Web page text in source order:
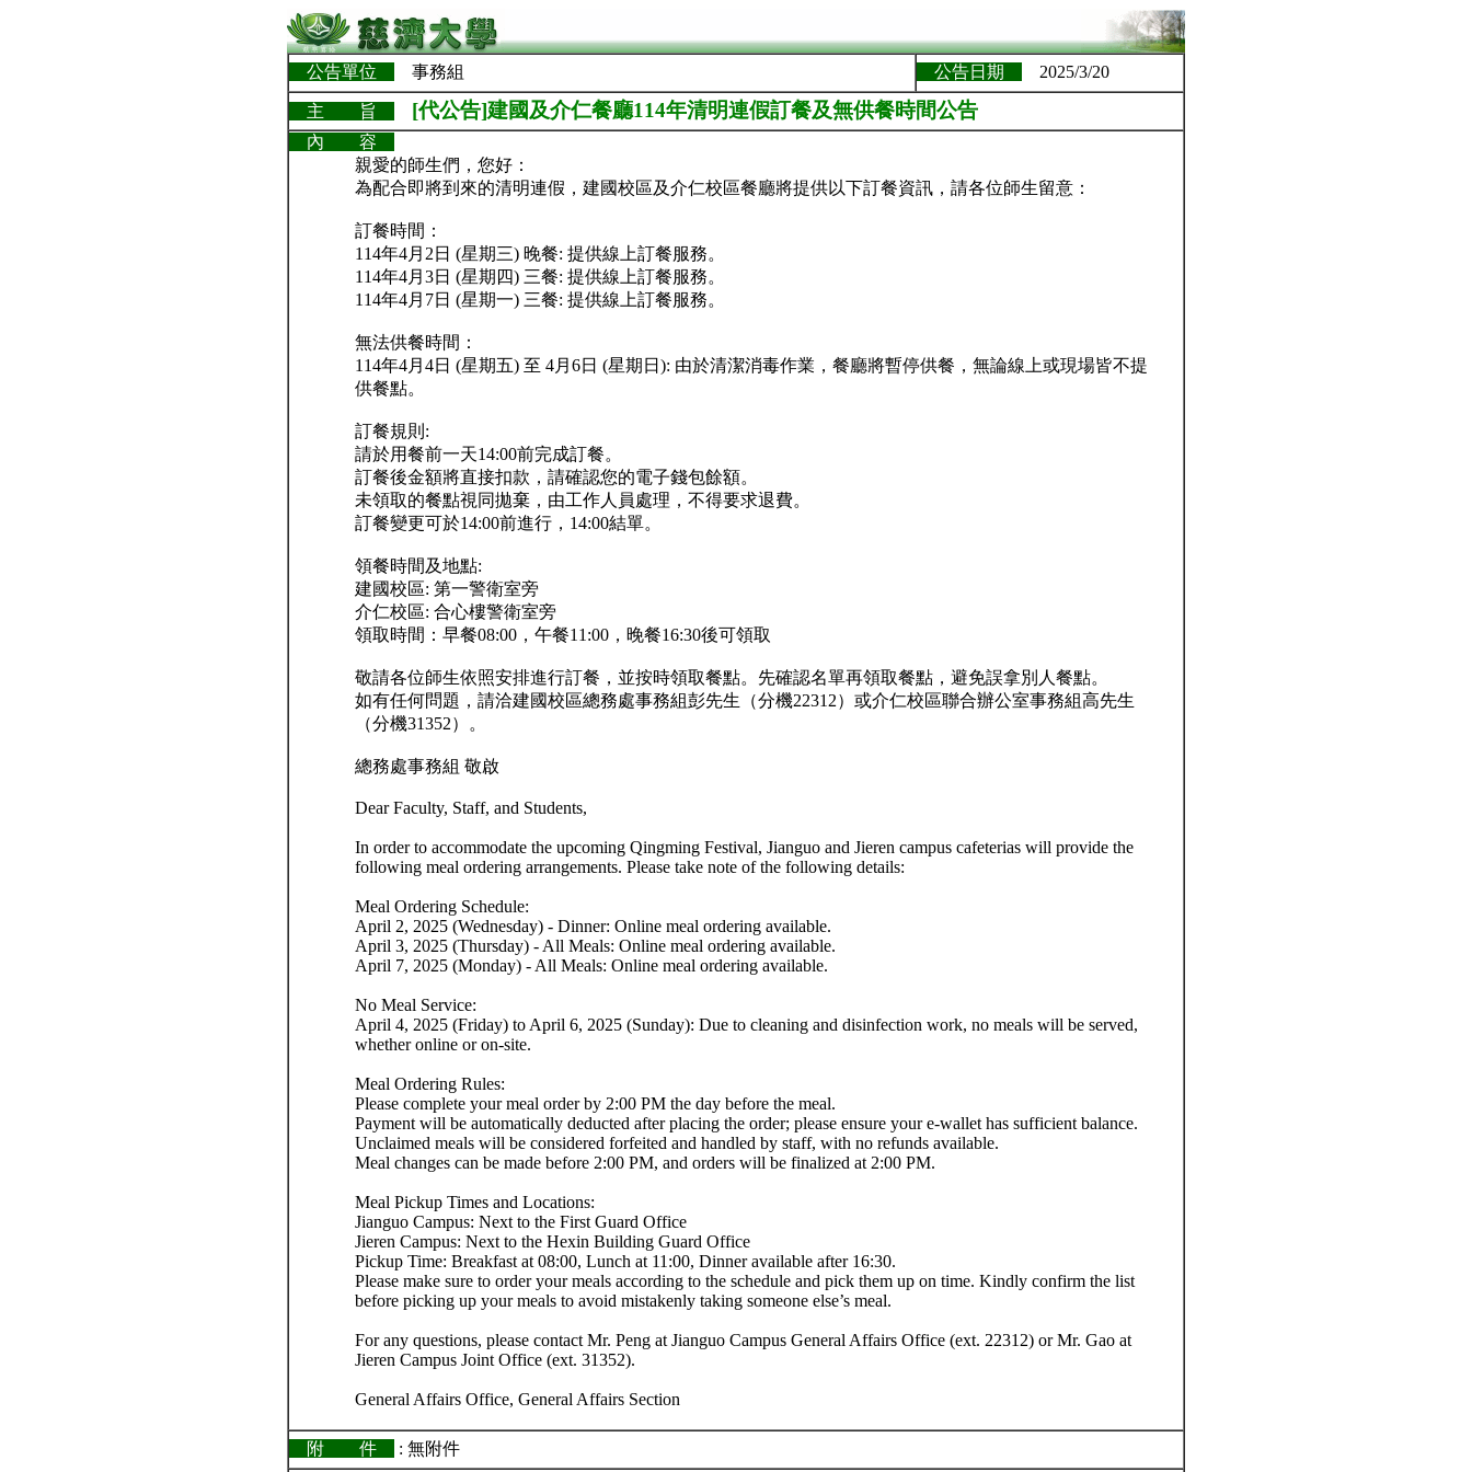
公告單位 事務組 公告日期 2025/3/20
主 旨 [代公告]建國及介仁餐廳114年清明連假訂餐及無供餐時間公告
內 容
親愛的師生們，您好：
為配合即將到來的清明連假，建國校區及介仁校區餐廳將提供以下訂餐資訊，請各位師生留意：
訂餐時間：
114年4月2日 (星期三) 晚餐: 提供線上訂餐服務。
114年4月3日 (星期四) 三餐: 提供線上訂餐服務。
114年4月7日 (星期一) 三餐: 提供線上訂餐服務。
無法供餐時間：
114年4月4日 (星期五) 至 4月6日 (星期日): 由於清潔消毒作業，餐廳將暫停供餐，無論線上或現場皆不提
供餐點。
訂餐規則:
請於用餐前一天14:00前完成訂餐。
訂餐後金額將直接扣款，請確認您的電子錢包餘額。
未領取的餐點視同拋棄，由工作人員處理，不得要求退費。
訂餐變更可於14:00前進行，14:00結單。
領餐時間及地點:
建國校區: 第一警衛室旁
介仁校區: 合心樓警衛室旁
領取時間：早餐08:00，午餐11:00，晚餐16:30後可領取
敬請各位師生依照安排進行訂餐，並按時領取餐點。先確認名單再領取餐點，避免誤拿別人餐點。
如有任何問題，請洽建國校區總務處事務組彭先生（分機22312）或介仁校區聯合辦公室事務組高先生
（分機31352）。
總務處事務組 敬啟
Dear Faculty, Staff, and Students,
In order to accommodate the upcoming Qingming Festival, Jianguo and Jieren campus cafeterias will provide the
following meal ordering arrangements. Please take note of the following details:
Meal Ordering Schedule:
April 2, 2025 (Wednesday) - Dinner: Online meal ordering available.
April 3, 2025 (Thursday) - All Meals: Online meal ordering available.
April 7, 2025 (Monday) - All Meals: Online meal ordering available.
No Meal Service:
April 4, 2025 (Friday) to April 6, 2025 (Sunday): Due to cleaning and disinfection work, no meals will be served,
whether online or on-site.
Meal Ordering Rules:
Please complete your meal order by 2:00 PM the day before the meal.
Payment will be automatically deducted after placing the order; please ensure your e-wallet has sufficient balance.
Unclaimed meals will be considered forfeited and handled by staff, with no refunds available.
Meal changes can be made before 2:00 PM, and orders will be finalized at 2:00 PM.
Meal Pickup Times and Locations:
Jianguo Campus: Next to the First Guard Office
Jieren Campus: Next to the Hexin Building Guard Office
Pickup Time: Breakfast at 08:00, Lunch at 11:00, Dinner available after 16:30.
Please make sure to order your meals according to the schedule and pick them up on time. Kindly confirm the list
before picking up your meals to avoid mistakenly taking someone else’s meal.
For any questions, please contact Mr. Peng at Jianguo Campus General Affairs Office (ext. 22312) or Mr. Gao at
Jieren Campus Joint Office (ext. 31352).
General Affairs Office, General Affairs Section
附 件 : 無附件